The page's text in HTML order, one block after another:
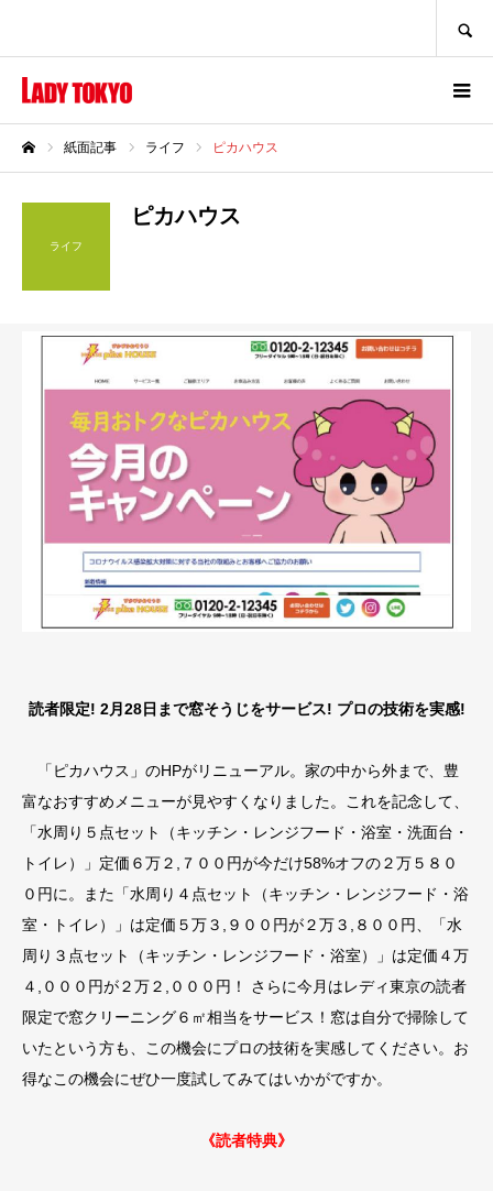
紙面記事 ライフ ピカハウス
ライフ
ピカハウス
読者限定! 2月28日まで窓そうじをサービス! プロの技術を実感!
「ピカハウス」のHPがリニューアル。家の中から外まで、豊
富なおすすめメニューが見やすくなりました。これを記念して、
「水周り５点セット（キッチン・レンジフード・浴室・洗面台・
トイレ）」定価６万２,７００円が今だけ58%オフの２万５８０
０円に。また「水周り４点セット（キッチン・レンジフード・浴
室・トイレ）」は定価５万３,９００円が２万３,８００円、「水
周り３点セット（キッチン・レンジフード・浴室）」は定価４万
４,０００円が２万２,０００円！ さらに今月はレディ東京の読者
限定で窓クリーニング６㎡相当をサービス！窓は自分で掃除して
いたという方も、この機会にプロの技術を実感してください。お
得なこの機会にぜひ一度試してみてはいかがですか。
《読者特典》